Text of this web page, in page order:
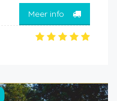
Meer info